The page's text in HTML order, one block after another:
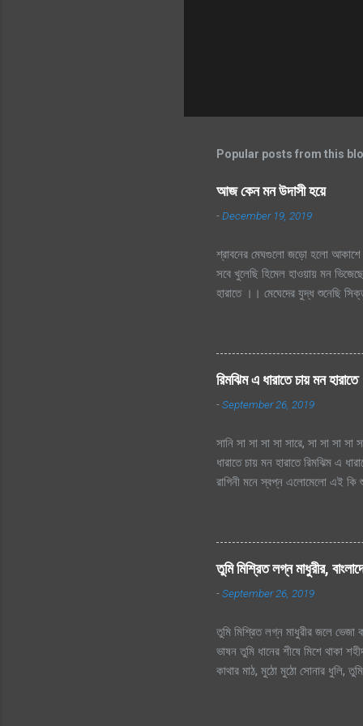
Popular posts from this
আজ কেন মন উদাসী হয়ে
-December 19, 2019
শ্রাবনের মেঘগুলো জড়ো হলো আকাশে
সবে খুলেছি হিমেল হাওয়ায় মন
হারাতে ।। মেঘেদের যুদ্ধ শুনেছি
রিমঝিম এ ধারাতে চায় মন হারাতে
-September 26, 2019
সানি সা সা সা সা সারে, সা সা সা সা
ধারাতে চায় মন হারাতে রিমঝিম এ
রাগিনী মনে স্বপ্ন এলোমেলো এই কি
হায়, ফোটে কামিনী আজ ভিজতে
ভালোলাগে শূন্য মনে জাগে প্রেমের
লিখে যায় হৃদয়ের মরু পথে জলছবি
ছিলো...
তুমি মিশ্রিত লগ্ন মাধুরীর,
-September 26, 2019
তুমি মিশ্রিত লগ্ন মাধুরীর জলে ভেজা
ভাষন তুমি ধানের শীষে মিশে থাকা
কাথার মাঠ, মুঠো মুঠো সোনার ধুলি,